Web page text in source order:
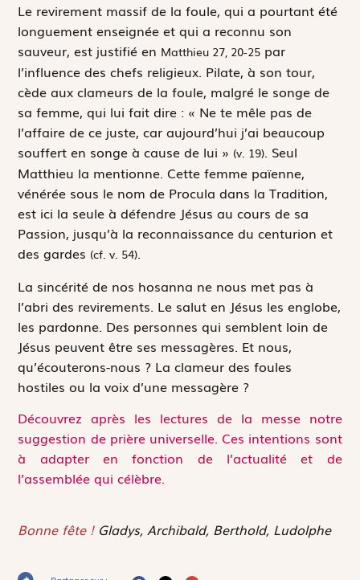
Le revirement massif de la foule, qui a pourtant été
longuement enseignée et qui a reconnu son
sauveur, est justifié en Matthieu 27, 20-25 par
l’influence des chefs religieux. Pilate, à son tour,
cède aux clameurs de la foule, malgré le songe de
sa femme, qui lui fait dire : « Ne te mêle pas de
l’affaire de ce juste, car aujourd’hui j’ai beaucoup
souffert en songe à cause de lui » (v. 19). Seul
Matthieu la mentionne. Cette femme païenne,
vénérée sous le nom de Procula dans la Tradition,
est ici la seule à défendre Jésus au cours de sa
Passion, jusqu’à la reconnaissance du centurion et
des gardes (cf. v. 54).
La sincérité de nos hosanna ne nous met pas à
l’abri des revirements. Le salut en Jésus les englobe,
les pardonne. Des personnes qui semblent loin de
Jésus peuvent être ses messagères. Et nous,
qu’écouterons-nous ? La clameur des foules
hostiles ou la voix d’une messagère ?
Découvrez après les lectures de la messe notre
suggestion de prière universelle. Ces intentions sont
à adapter en fonction de l’actualité et de
l’assemblée qui célèbre.
Bonne fête !Gladys, Archibald, Berthold, Ludolphe